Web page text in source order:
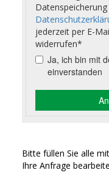
Bitte füllen Sie alle
Ihre Anfrage